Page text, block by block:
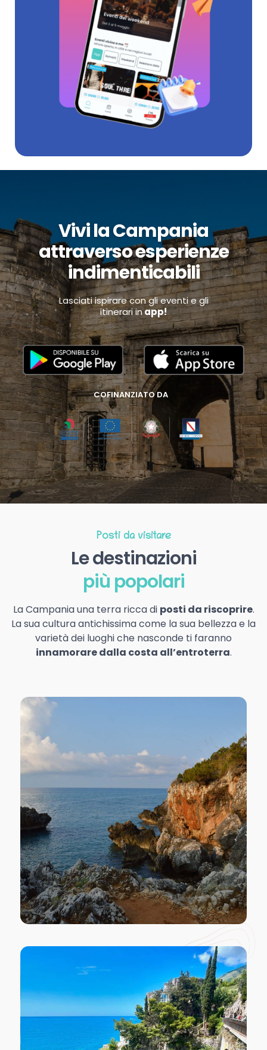
Vivi la Campania
attraverso esperienze
indimenticabili
Lasciati ispirare con gli eventi e gli
itinerari inapp!
COFINANZIATO DA
Posti da visitare
Le destinazioni
più popolari
La Campania una terra ricca di posti da riscoprire.
La sua cultura antichissima come la sua bellezza e la
varietà dei luoghi che nasconde ti faranno
innamorare dalla costa all’entroterra.